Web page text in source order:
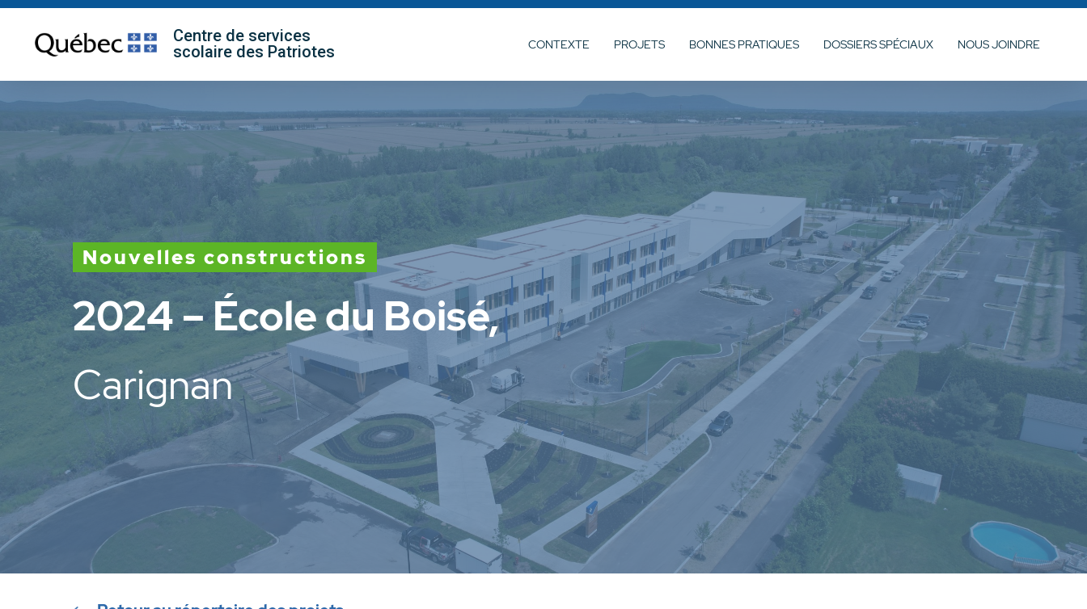
Skip
Centre de services
scolaire des Patriotes
CONTEXTE PROJETS BONNES PRATIQUES DOSSIERS SPÉCIAUX NOUS JOINDRE
Nouvelles constructions
2024 – École du Boisé,
Carignan